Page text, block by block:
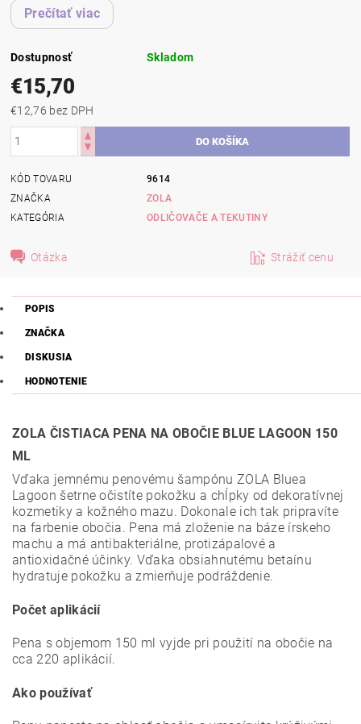
Prečítať viac
Dostupnosť Skladom
€15,70
€12,76 bez DPH
KÓD TOVARU
9614
ZNAČKA
ZOLA
KATEGÓRIA
ODLIČOVAČE A TEKUTINY
Otázka Strážiť cenu
POPIS
ZNAČKA
DISKUSIA
HODNOTENIE
ZOLA ČISTIACA PENA NA OBOČIE BLUE LAGOON 150
ML
Vďaka jemnému penovému šampónu ZOLA Bluea
Lagoon šetrne očistíte pokožku a chĺpky od dekoratívnej
kozmetiky a kožného mazu. Dokonale ich tak pripravíte
na farbenie obočia. Pena má zloženie na báze írskeho
machu a má antibakteriálne, protizápalové a
antioxidačné účinky. Vďaka obsiahnutému betaínu
hydratuje pokožku a zmierňuje podráždenie.
Počet aplikácií
Pena s objemom 150 ml vyjde pri použití na obočie na
cca 220 aplikácií.
Ako používať